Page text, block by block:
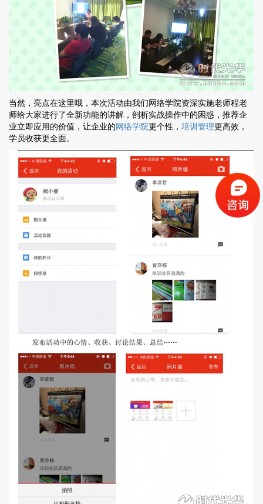
当然，亮点在这里哦，本次活动由我们网络学院资深实施老师程老
师给大家进行了全新功能的讲解，剖析实战操作中的困惑，推荐企
业立即应用的价值，让企业的网络学院更个性， 培训管理更高效，
学员收获更全面。